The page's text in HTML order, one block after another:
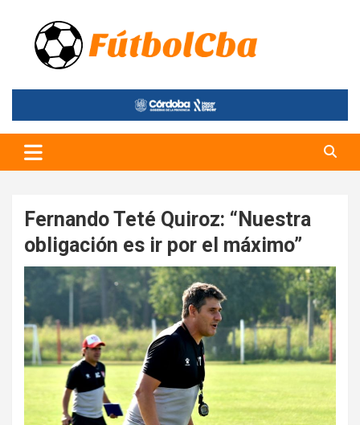
content
Fútbol CBA
Portal de Fútbol en Córdoba
Fernando Teté Quiroz: “Nuestra
obligación es ir por el máximo”